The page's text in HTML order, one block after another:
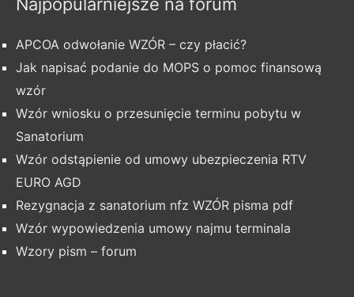
APCOA odwołanie WZÓR – czy płacić?
Jak napisać podanie do MOPS o pomoc finansową
wzór
Wzór wniosku o przesunięcie terminu pobytu w
Sanatorium
Wzór odstąpienie od umowy ubezpieczenia RTV
EURO AGD
Rezygnacja z sanatorium nfz WZÓR pisma pdf
Wzór wypowiedzenia umowy najmu terminala
Wzory pism – forum